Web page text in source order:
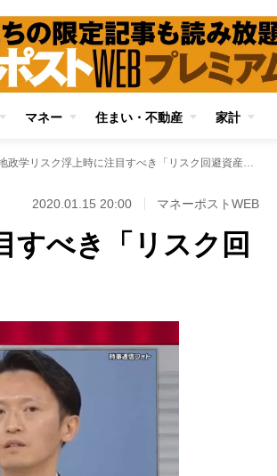
マネー 住まい・不動産 家計
地政学リスク浮上時に注目すべき「リスク回避資産」の動向
2020.01.15 20:00 マネーポストWEB
すべき「リスク回